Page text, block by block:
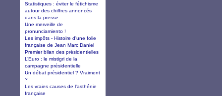
Statistiques : éviter le fétichisme
autour des chiffres annoncés
dans la presse
Une merveille de
pronunciamiento !
Les impôts - Histoire d'une folie
française de Jean Marc Daniel
Premier bilan des présidentielles
L’Euro : le mistigri de la
campagne présidentielle
Un débat présidentiel ? Vraiment
?
Les vraies causes de l'asthénie
française